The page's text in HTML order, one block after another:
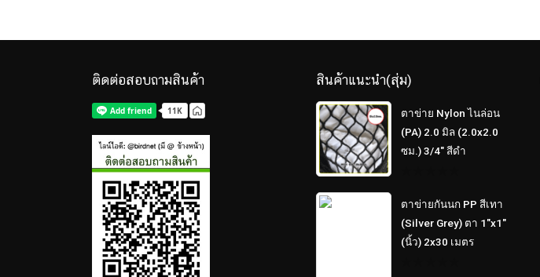
ติดต่อสอบถามสินค้า สินค้าแนะนำ(สุ่ม)
ตาข่าย Nylon ไนล่อน
(PA) 2.0 มิล (2.0x2.0
ซม.) 3/4" สีดำ
of
5
ตาข่ายกันนก PP สีเทา
(Silver Grey) ตา 1"x1"
(นิ้ว) 2x30 เมตร